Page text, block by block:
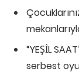
“YEŞİL
serbest